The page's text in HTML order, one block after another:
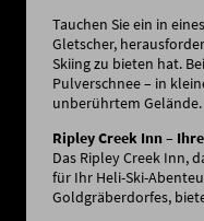
Tauchen Sie ein in
Gletscher,
Skiing zu bieten hat.
Pulverschnee – in
unberührtem Gelände.
Ripley Creek Inn –
Das Ripley Creek Inn,
für Ihr Heli-Ski-
Goldgräberdorfes,